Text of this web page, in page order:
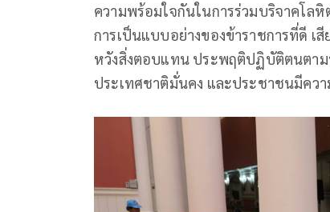
ความพร้อมใจกันในการร่วมบริจาคโล
การเป็นแบบอย่างของข้าราชการที่ดี เ
หวังสิ่งตอบแทน ประพฤติปฏิบัติตนตา
ประเทศชาติมั่นคง และประชาชนมีคว